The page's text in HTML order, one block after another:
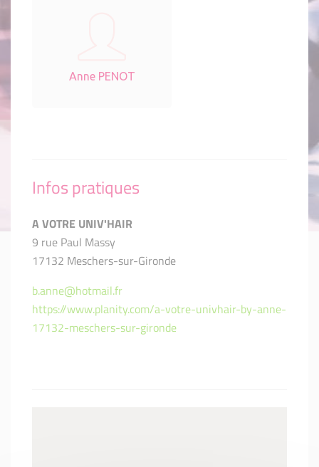
Anne PENOT
Infos pratiques
A VOTRE UNIV'HAIR
9 rue Paul Massy
17132 Meschers-sur-Gironde
b.anne@hotmail.fr
https://www.planity.com/a-votre-univhair-by-anne-
17132-meschers-sur-gironde